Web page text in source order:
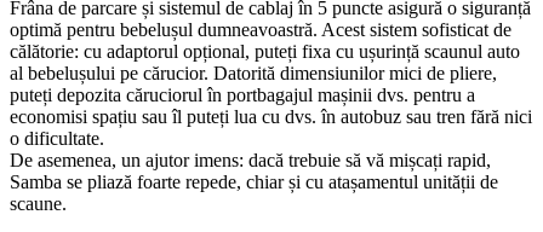
Frâna de parcare și sistemul de cablaj în 5 puncte asigură o siguranță
optimă pentru bebelușul dumneavoastră. Acest sistem sofisticat de
călătorie: cu adaptorul opțional, puteți fixa cu ușurință scaunul auto
al bebelușului pe cărucior. Datorită dimensiunilor mici de pliere,
puteți depozita căruciorul în portbagajul mașinii dvs. pentru a
economisi spațiu sau îl puteți lua cu dvs. în autobuz sau tren fără nici
o dificultate.
De asemenea, un ajutor imens: dacă trebuie să vă mișcați rapid,
Samba se pliază foarte repede, chiar și cu atașamentul unității de
scaune.